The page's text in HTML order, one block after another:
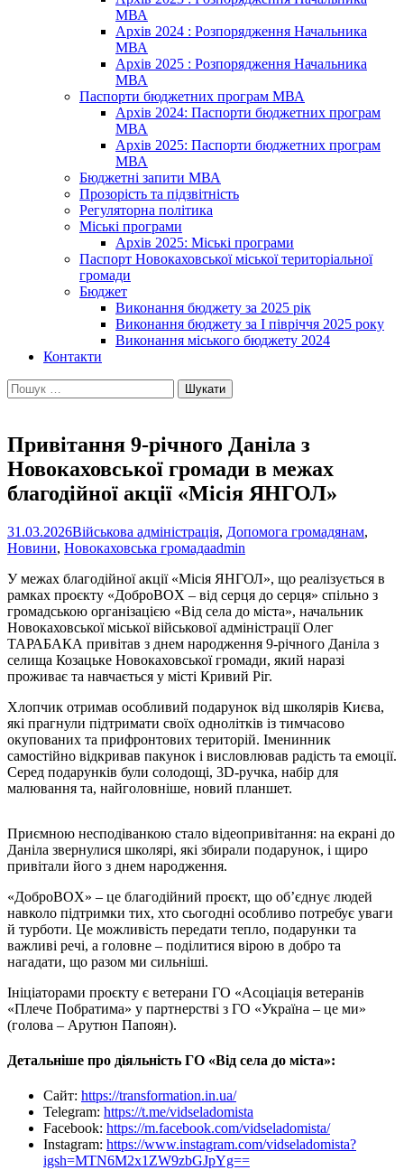
МВА
Архів 2024 : Розпорядження Начальника
МВА
Архів 2025 : Розпорядження Начальника
МВА
Паспорти бюджетних програм МВА
Архів 2024: Паспорти бюджетних програм
МВА
Архів 2025: Паспорти бюджетних програм
МВА
Бюджетні запити МВА
Прозорість та підзвітність
Регуляторна політика
Міські програми
Архів 2025: Міські програми
Паспорт Новокаховської міської територіальної
громади
Бюджет
Виконання бюджету за 2025 рік
Виконання бюджету за І півріччя 2025 року
Виконання міського бюджету 2024
Контакти
Пошук:
Привітання 9-річного Даніла з
Новокаховської громади в межах
благодійної акції «Місія ЯНГОЛ»
31.03.2026Військова адміністрація, Допомога громадянам,
Новини, Новокаховська громадаadmin
У межах благодійної акції «Місія ЯНГОЛ», що реалізується в
рамках проєкту «ДоброBOX – від серця до серця» спільно з
громадською організацією «Від села до міста», начальник
Новокаховської міської військової адміністрації Олег
ТАРАБАКА привітав з днем народження 9-річного Даніла з
селища Козацьке Новокаховської громади, який наразі
проживає та навчається у місті Кривий Ріг.
Хлопчик отримав особливий подарунок від школярів Києва,
які прагнули підтримати своїх однолітків із тимчасово
окупованих та прифронтових територій. Іменинник
самостійно відкривав пакунок і висловлював радість та емоції.
Серед подарунків були солодощі, 3D-ручка, набір для
малювання та, найголовніше, новий планшет.
Приємною несподіванкою стало відеопривітання: на екрані до
Даніла звернулися школярі, які збирали подарунок, і щиро
привітали його з днем народження.
«ДоброBOX» – це благодійний проєкт, що об’єднує людей
навколо підтримки тих, хто сьогодні особливо потребує уваги
й турботи. Це можливість передати тепло, подарунки та
важливі речі, а головне – поділитися вірою в добро та
нагадати, що разом ми сильніші.
Ініціаторами проєкту є ветерани ГО «Асоціація ветеранів
«Плече Побратима» у партнерстві з ГО «Україна – це ми»
(голова – Арутюн Папоян).
Детальніше про діяльність ГО «Від села до міста»:
Сайт: https://transformation.in.ua/
Telegram: https://t.me/vidseladomista
Facebook: https://m.facebook.com/vidseladomista/
Instagram: https://www.instagram.com/vidseladomista?
igsh=MTN6M2x1ZW9zbGJpYg==